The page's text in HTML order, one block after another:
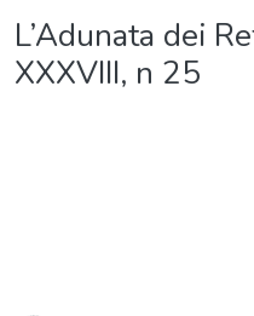
L’Adunata dei
XXXVIII, n 25